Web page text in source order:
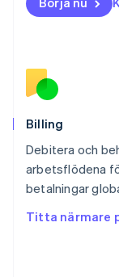
Billing
Debitera och
arbetsflödena
betalningar
Titta närmare
Nya Zeeland
Português
Rumänien
English
Deutsch
Singapore
English简体中
English